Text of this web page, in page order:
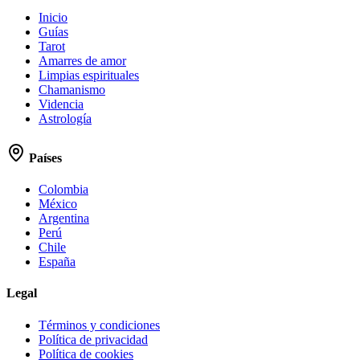
Inicio
Guías
Tarot
Amarres de amor
Limpias espirituales
Chamanismo
Videncia
Astrología
Países
Colombia
México
Argentina
Perú
Chile
España
Legal
Términos y condiciones
Política de privacidad
Política de cookies